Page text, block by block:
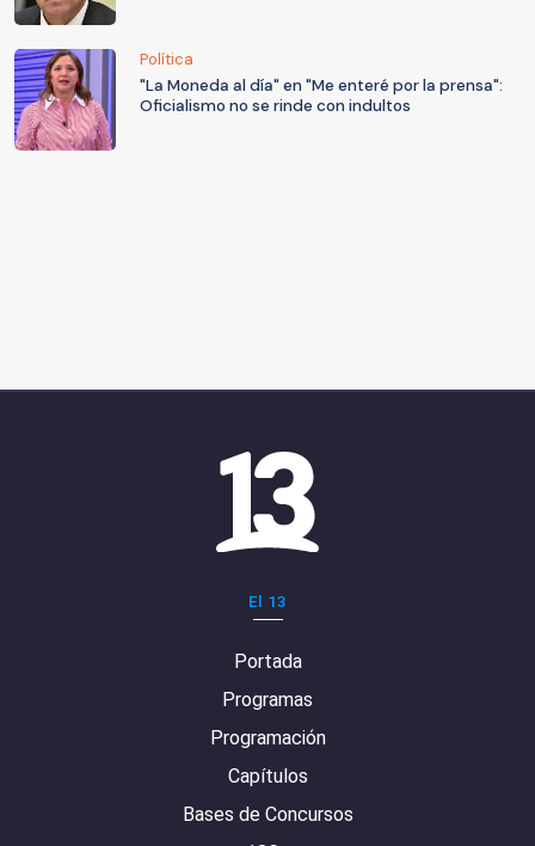
Política
"La Moneda al día" en "Me enteré por la prensa":
Oficialismo no se rinde con indultos
El 13
Portada
Programas
Programación
Capítulos
Bases de Concursos